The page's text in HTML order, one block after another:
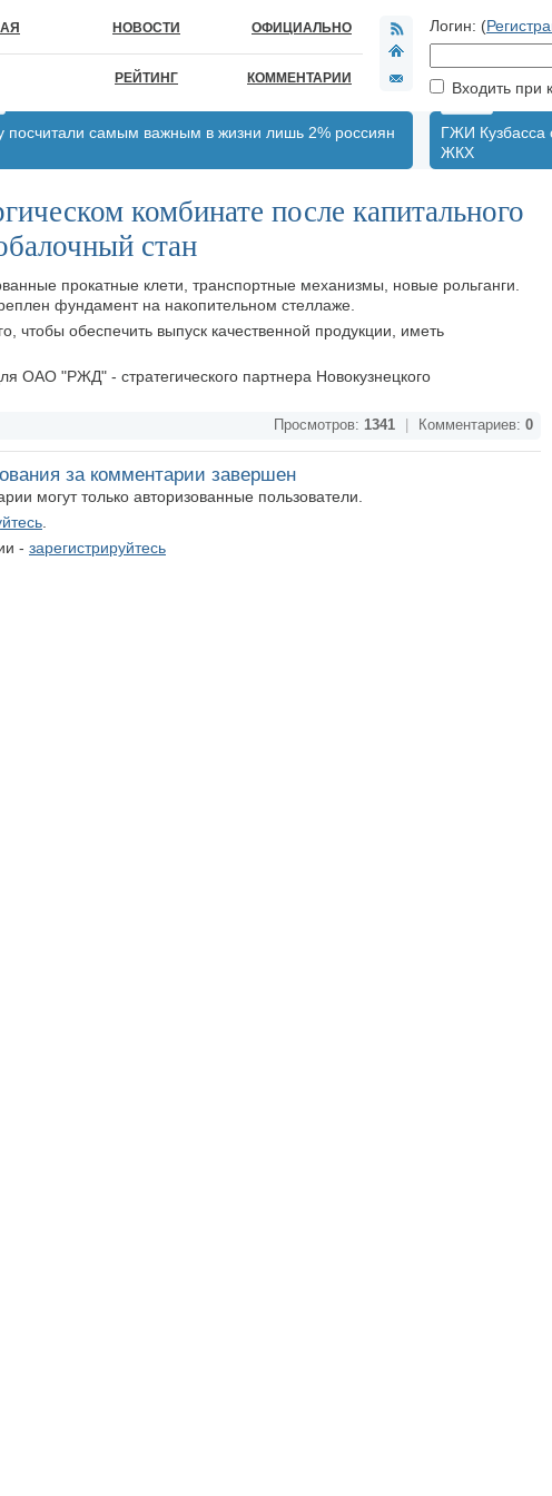
НОВОСТИ ОФИЦИАЛЬНО
РЕЙТИНГ КОММЕНТАРИИ
Логин: (
Входить при
посчитали самым важным в жизни лишь 2% россиян
ГЖИ Кузбасса
ЖКХ
комбинате после капитального
стан
прокатные клети, транспортные механизмы, новые рольганги.
фундамент на накопительном стеллаже.
чтобы обеспечить выпуск качественной продукции, иметь
ОАО "РЖД" - стратегического партнера Новокузнецкого
Просмотров: 1341 Комментариев: 0
за комментарии завершен
могут только авторизованные пользователи.
- зарегистрируйтесь